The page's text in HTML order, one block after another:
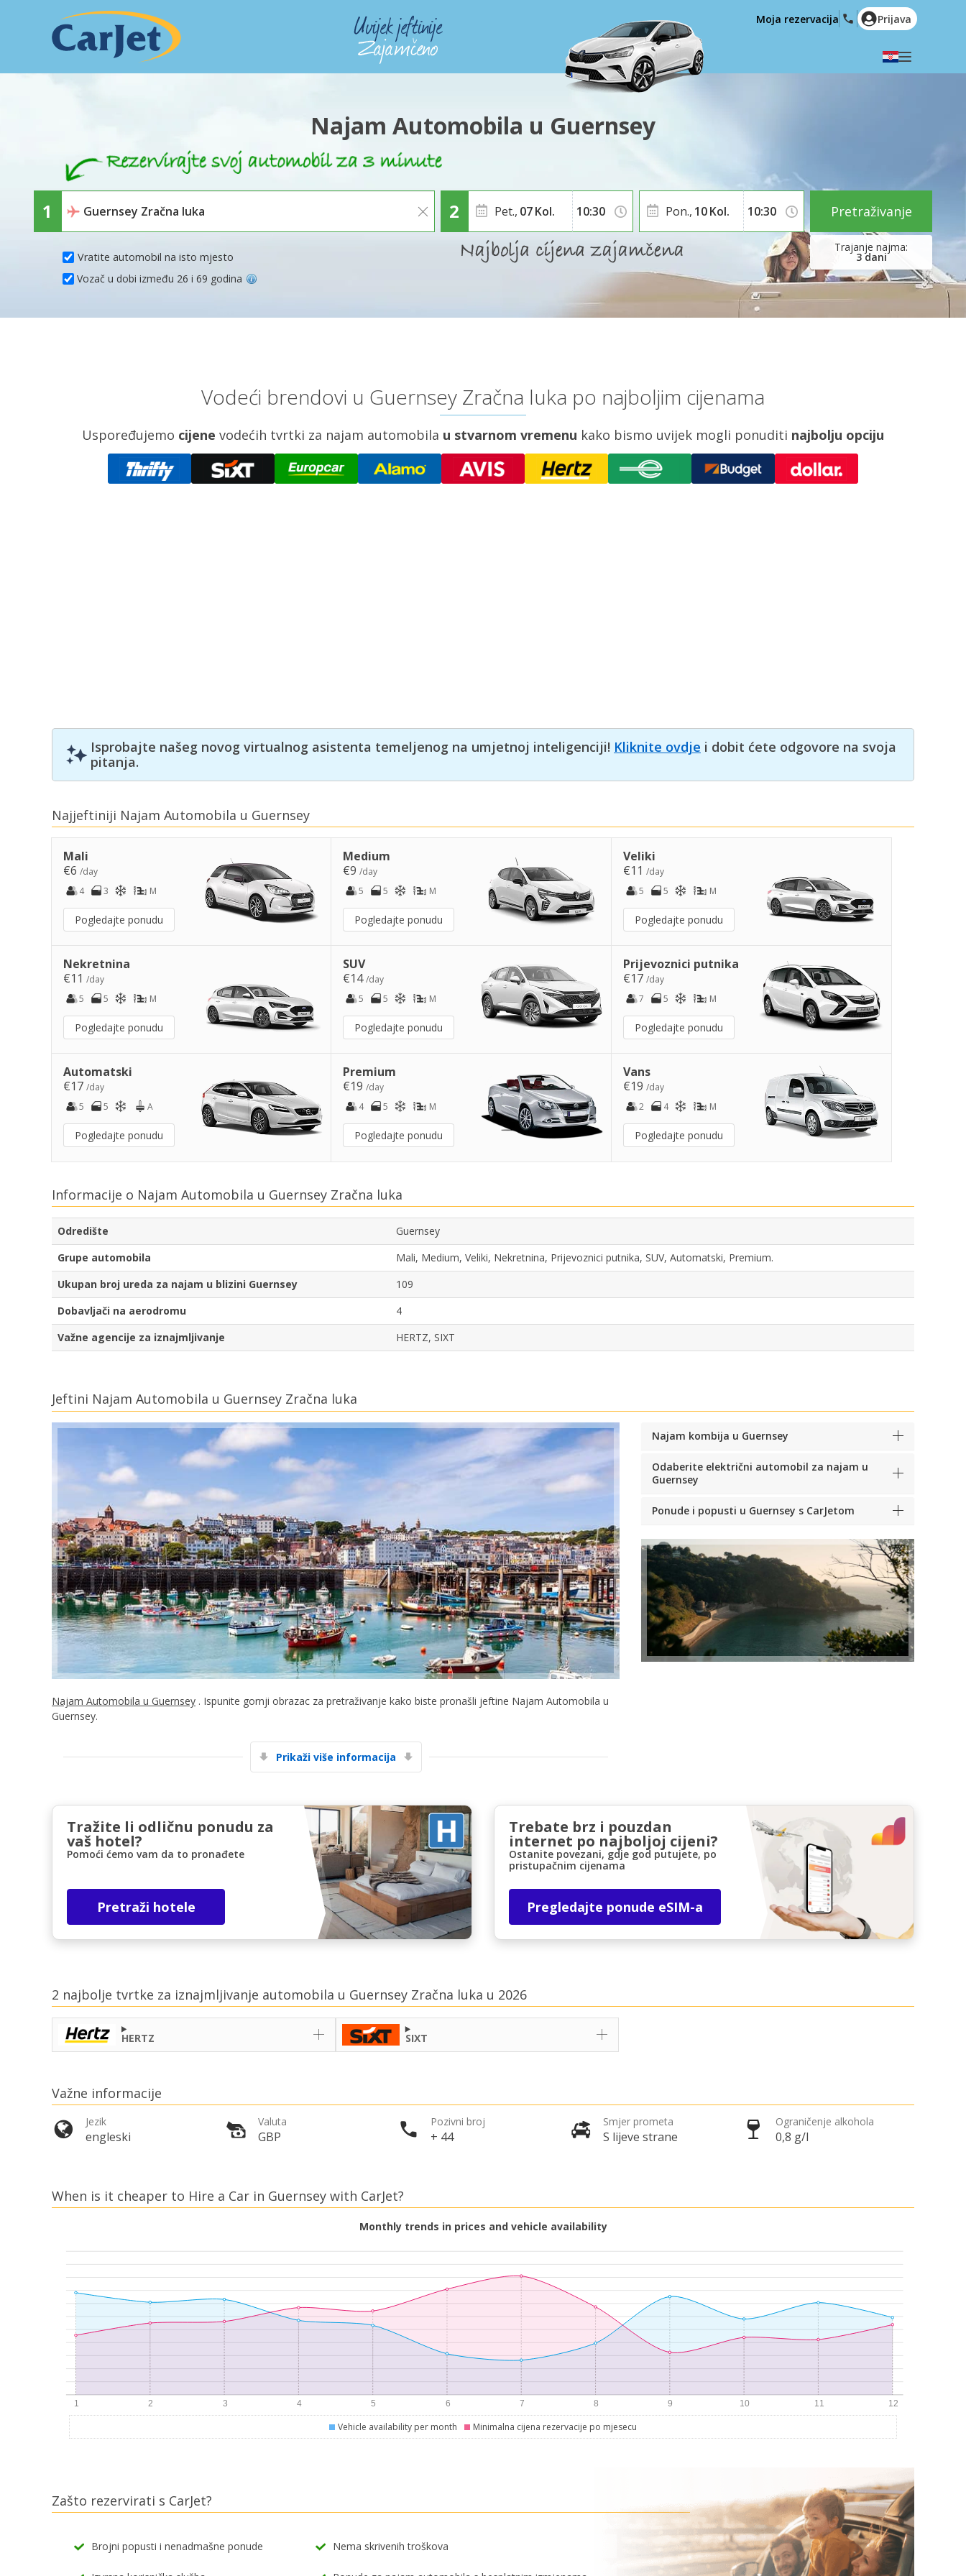
English (US)
Polski
Türkçe
Română
Ελληνικά
Hrvatski
العربية
Moja rezervacija Prijava
Najam Automobila u Guernsey
Vratite automobil na isto mjesto
Pet., 07Kol.
3 dani
Pon., 10Kol.
Vozač u dobi između 26 i 69 godina
Pretraživanje
Vodeći brendovi u Guernsey Zračna luka po najboljim cijenama
Uspoređujemo cijene vodećih tvrtki za najam automobila u stvarnom vremenu kako bismo uvijek mogli ponuditi najbolju opciju
Isprobajte našeg novog virtualnog asistenta temeljenog na umjetnoj inteligenciji! Kliknite ovdje i dobit ćete odgovore na svoja
pitanja.
Najjeftiniji Najam Automobila u Guernsey
Mali
€6 /day
4
3 M
Pogledajte ponudu
Medium
€9/day
5
5 M
Pogledajte ponudu
Veliki
€11 /day
5
5 M
Pogledajte ponudu
Nekretnina
€11 /day
5
5 M
Pogledajte ponudu
SUV
€14/day
5
5 M
Pogledajte ponudu
Prijevoznici putnika
€17 /day
7
5 M
Pogledajte ponudu
Automatski
€17 /day
5
5 A
Pogledajte ponudu
Premium
€19/day
4
5 M
Pogledajte ponudu
Vans
€19 /day
2
4 M
Pogledajte ponudu
Informacije o Najam Automobila u Guernsey Zračna luka
Odredište
Guernsey
Grupe automobila
Mali, Medium, Veliki, Nekretnina, Prijevoznici putnika, SUV, Automatski, Premium.
Ukupan broj ureda za najam u blizini Guernsey
109
Dobavljači na aerodromu
4
Važne agencije za iznajmljivanje
HERTZ, SIXT
Jeftini Najam Automobila u Guernsey Zračna luka
Najam Automobila u Guernsey . Ispunite gornji obrazac za pretraživanje kako biste pronašli jeftine Najam Automobila u
Guernsey.
Prikaži više informacija
Najam kombija u Guernsey
Odaberite električni automobil za najam u
Guernsey
Ponude i popusti u Guernsey s CarJetom
Tražite li odličnu ponudu za
vaš hotel?
Pomoći ćemo vam da to pronađete
Pretraži hotele
Trebate brz i pouzdan
internet po najboljoj cijeni?
Ostanite povezani, gdje god putujete, po
pristupačnim cijenama
Pregledajte ponude eSIM-a
2 najbolje tvrtke za iznajmljivanje automobila u Guernsey Zračna luka u 2026
HERTZ SIXT
Važne informacije
Jezik
engleski
Valuta
GBP
Pozivni broj
+ 44
Smjer prometa
S lijeve strane
Ograničenje alkohola
0,8 g/l
When is it cheaper to Hire a Car in Guernsey with CarJet?
Monthly trends in prices and vehicle availability
Vehicle availability per month Minimalna cijena rezervacije po mjesecu
Zašto rezervirati s CarJet?
Brojni popusti i nenadmašne ponude Nema skrivenih troškova
Posebni popusti
Pristupite ekskluzivnim ponudama naših
dobavljača
Prijava putem eLinka